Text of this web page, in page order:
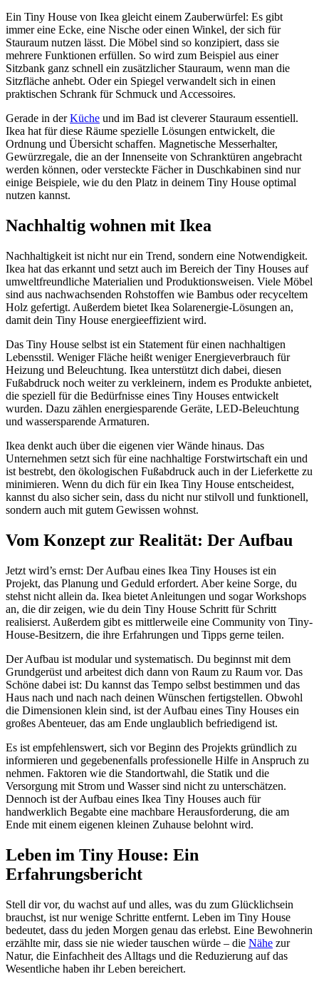
Ein Tiny House von Ikea gleicht einem Zauberwürfel: Es gibt
immer eine Ecke, eine Nische oder einen Winkel, der sich für
Stauraum nutzen lässt. Die Möbel sind so konzipiert, dass sie
mehrere Funktionen erfüllen. So wird zum Beispiel aus einer
Sitzbank ganz schnell ein zusätzlicher Stauraum, wenn man die
Sitzfläche anhebt. Oder ein Spiegel verwandelt sich in einen
praktischen Schrank für Schmuck und Accessoires.
Gerade in derKüche und im Bad ist cleverer Stauraum essentiell.
Ikea hat für diese Räume spezielle Lösungen entwickelt, die
Ordnung und Übersicht schaffen. Magnetische Messerhalter,
Gewürzregale, die an der Innenseite von Schranktüren angebracht
werden können, oder versteckte Fächer in Duschkabinen sind nur
einige Beispiele, wie du den Platz in deinem Tiny House optimal
nutzen kannst.
Nachhaltig wohnen mit Ikea
Nachhaltigkeit ist nicht nur ein Trend, sondern eine Notwendigkeit.
Ikea hat das erkannt und setzt auch im Bereich der Tiny Houses auf
umweltfreundliche Materialien und Produktionsweisen. Viele Möbel
sind aus nachwachsenden Rohstoffen wie Bambus oder recyceltem
Holz gefertigt. Außerdem bietet Ikea Solarenergie-Lösungen an,
damit dein Tiny House energieeffizient wird.
Das Tiny House selbst ist ein Statement für einen nachhaltigen
Lebensstil. Weniger Fläche heißt weniger Energieverbrauch für
Heizung und Beleuchtung. Ikea unterstützt dich dabei, diesen
Fußabdruck noch weiter zu verkleinern, indem es Produkte anbietet,
die speziell für die Bedürfnisse eines Tiny Houses entwickelt
wurden. Dazu zählen energiesparende Geräte, LED-Beleuchtung
und wassersparende Armaturen.
Ikea denkt auch über die eigenen vier Wände hinaus. Das
Unternehmen setzt sich für eine nachhaltige Forstwirtschaft ein und
ist bestrebt, den ökologischen Fußabdruck auch in der Lieferkette zu
minimieren. Wenn du dich für ein Ikea Tiny House entscheidest,
kannst du also sicher sein, dass du nicht nur stilvoll und funktionell,
sondern auch mit gutem Gewissen wohnst.
Vom Konzept zur Realität: Der Aufbau
Jetzt wird’s ernst: Der Aufbau eines Ikea Tiny Houses ist ein
Projekt, das Planung und Geduld erfordert. Aber keine Sorge, du
stehst nicht allein da. Ikea bietet Anleitungen und sogar Workshops
an, die dir zeigen, wie du dein Tiny House Schritt für Schritt
realisierst. Außerdem gibt es mittlerweile eine Community von Tiny-
House-Besitzern, die ihre Erfahrungen und Tipps gerne teilen.
Der Aufbau ist modular und systematisch. Du beginnst mit dem
Grundgerüst und arbeitest dich dann von Raum zu Raum vor. Das
Schöne dabei ist: Du kannst das Tempo selbst bestimmen und das
Haus nach und nach nach deinen Wünschen fertigstellen. Obwohl
die Dimensionen klein sind, ist der Aufbau eines Tiny Houses ein
großes Abenteuer, das am Ende unglaublich befriedigend ist.
Es ist empfehlenswert, sich vor Beginn des Projekts gründlich zu
informieren und gegebenenfalls professionelle Hilfe in Anspruch zu
nehmen. Faktoren wie die Standortwahl, die Statik und die
Versorgung mit Strom und Wasser sind nicht zu unterschätzen.
Dennoch ist der Aufbau eines Ikea Tiny Houses auch für
handwerklich Begabte eine machbare Herausforderung, die am
Ende mit einem eigenen kleinen Zuhause belohnt wird.
Leben im Tiny House: Ein
Erfahrungsbericht
Stell dir vor, du wachst auf und alles, was du zum Glücklichsein
brauchst, ist nur wenige Schritte entfernt. Leben im Tiny House
bedeutet, dass du jeden Morgen genau das erlebst. Eine Bewohnerin
erzählte mir, dass sie nie wieder tauschen würde – die Nähe zur
Natur, die Einfachheit des Alltags und die Reduzierung auf das
Wesentliche haben ihr Leben bereichert.